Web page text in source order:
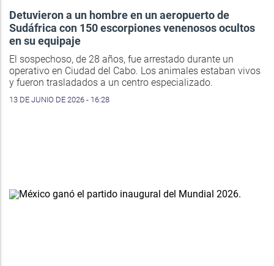
Detuvieron a un hombre en un aeropuerto de
Sudáfrica con 150 escorpiones venenosos ocultos
en su equipaje
El sospechoso, de 28 años, fue arrestado durante un
operativo en Ciudad del Cabo. Los animales estaban vivos
y fueron trasladados a un centro especializado.
13 DE JUNIO DE 2026 - 16:28